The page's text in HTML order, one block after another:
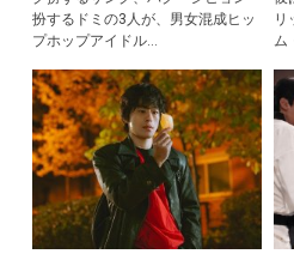
扮するドミの3人が、男女混成ヒッ
プホップアイドル...
リ
ム